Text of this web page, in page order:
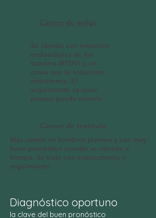
Cáncer de vejiga
Se aborda con resección
endoscópica de los
tumores (RTUV) y, en
casos que lo requieren,
cistectomía. El
seguimiento es clave
porque puede recurrir.
Más común en hombres jóvenes y con muy
buen pronóstico cuando se atiende a
tiempo. Se trata con orquiectomía y
seguimiento.
Diagnóstico oportuno
la clave del buen pronóstico